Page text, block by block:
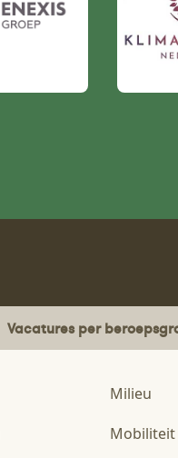
Vacatures per
Milieu
Mobiliteit